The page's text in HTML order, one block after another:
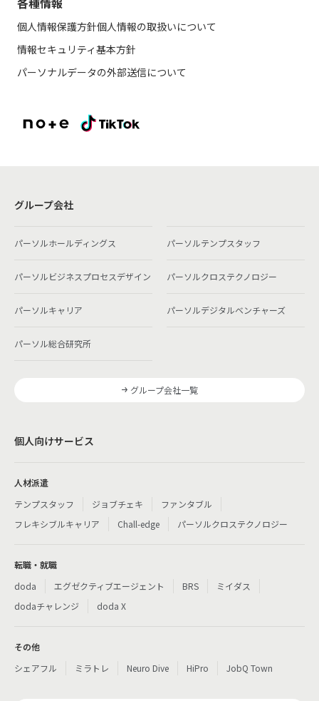
個人情報保護方針個人情報の取扱いについて
情報セキュリティ基本方針
パーソナルデータの外部送信について
グループ会社
パーソルホールディングス パーソルテンプスタッフ
パーソルビジネスプロセスデザイン パーソルクロステクノロジー
パーソルキャリア パーソルデジタルベンチャーズ
パーソル総合研究所
グループ会社一覧
個人向けサービス
人材派遣
テンプスタッフ
ジョブチェキ
ファンタブル
フレキシブルキャリア
Chall-edge パーソルクロステクノロジー
転職・就職
doda
エグゼクティブエージェント BRS
ミイダス
dodaチャレンジ
doda X
その他
シェアフル
ミラトレ Neuro Dive HiPro JobQ Town